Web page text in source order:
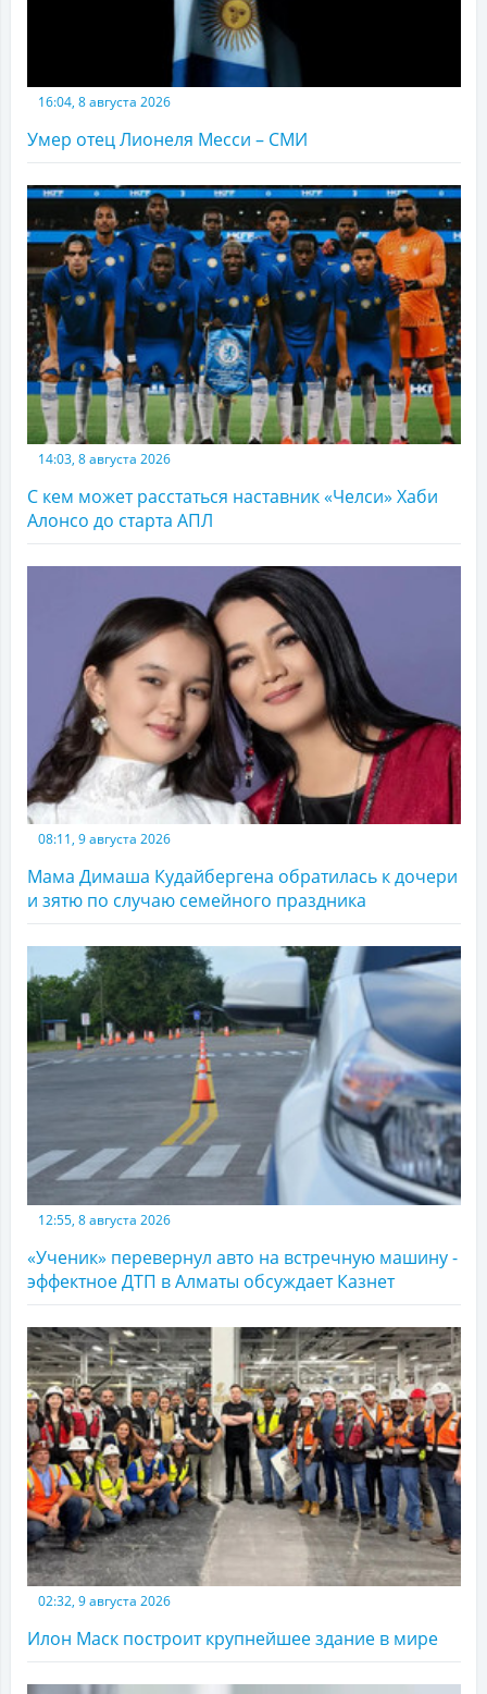
16:04, 8 августа 2026
Умер отец Лионеля Месси – СМИ
14:03, 8 августа 2026
С кем может расстаться наставник «Челси» Хаби
Алонсо до старта АПЛ
08:11, 9 августа 2026
Мама Димаша Кудайбергена обратилась к дочери
и зятю по случаю семейного праздника
12:55, 8 августа 2026
«Ученик» перевернул авто на встречную машину -
эффектное ДТП в Алматы обсуждает Казнет
02:32, 9 августа 2026
Илон Маск построит крупнейшее здание в мире